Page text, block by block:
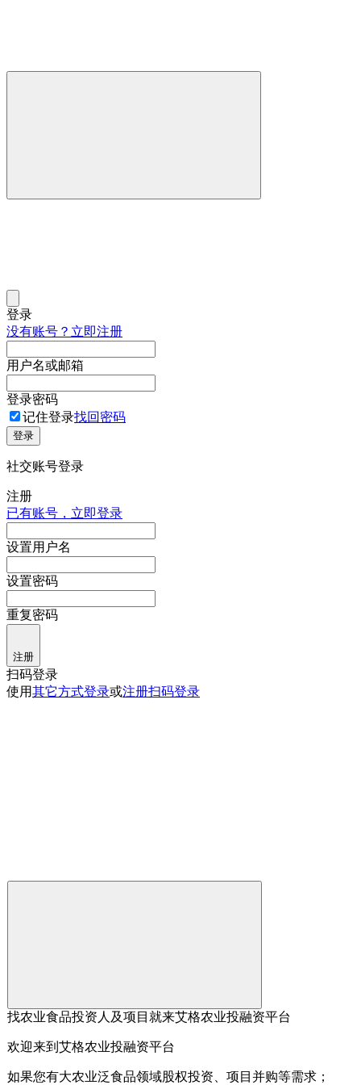
登录
没有账号？立即注册
用户名或邮箱
登录密码
记住登录找回密码
登录
社交账号登录
注册
已有账号，立即登录
设置用户名
设置密码
重复密码
注册
扫码登录
使用其它方式登录或注册扫码登录
找农业食品投资人及项目就来艾格农业投融资平台
欢迎来到艾格农业投融资平台
如果您有大农业泛食品领域股权投资、项目并购等需求；